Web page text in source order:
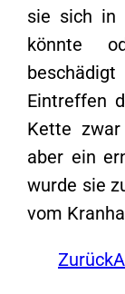
sie sich in
könnte
Eintreffen
Kette
aber ein
wurde sie
vom
Zurück